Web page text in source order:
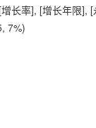
长率], [增长年限],
7%)